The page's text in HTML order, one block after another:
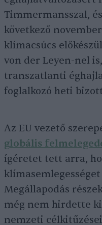
Timmermansszal,
következő
klímacsúcs
von der Leyen-nel
transzatlanti
foglalkozó heti
Az EU vezető
globális
ígéretet tett arra,
Megállapodás
még nem hirdette
nemzeti